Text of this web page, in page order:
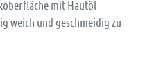
mit Hautöl
weich und geschmeidig zu